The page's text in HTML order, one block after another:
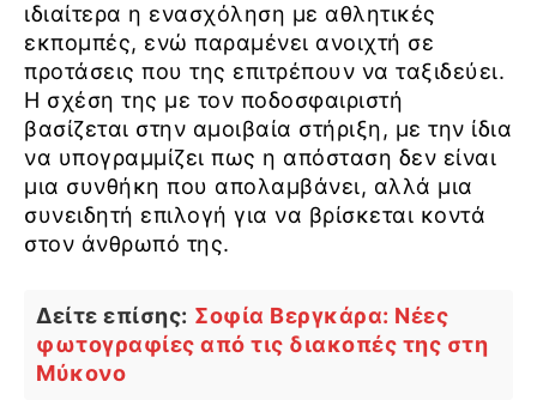
ιδιαίτερα η ενασχόληση με αθλητικές
εκπομπές, ενώ παραμένει ανοιχτή σε
προτάσεις που της επιτρέπουν να ταξιδεύει.
Η σχέση της με τον ποδοσφαιριστή
βασίζεται στην αμοιβαία στήριξη, με την ίδια
να υπογραμμίζει πως η απόσταση δεν είναι
μια συνθήκη που απολαμβάνει, αλλά μια
συνειδητή επιλογή για να βρίσκεται κοντά
στον άνθρωπό της.
Δείτε επίσης: Σοφία Βεργκάρα: Νέες
φωτογραφίες από τις διακοπές της στη
Μύκονο